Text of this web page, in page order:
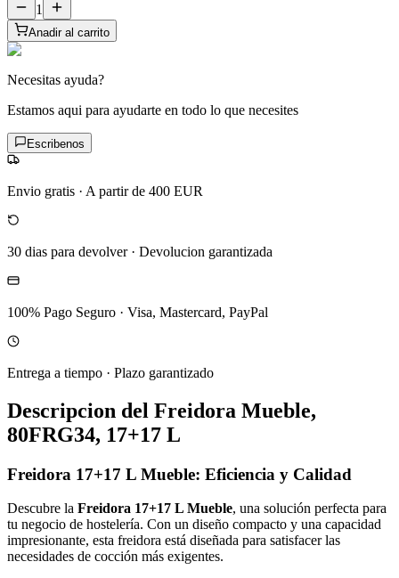
1
Anadir al carrito
Necesitas ayuda?
Estamos aqui para ayudarte en todo lo que necesites
Escribenos
Envio gratis · A partir de 400 EUR
30 dias para devolver· Devolucion garantizada
100% Pago Seguro · Visa, Mastercard, PayPal
Entrega a tiempo · Plazo garantizado
Descripcion del Freidora Mueble,
80FRG34, 17+17 L
Freidora 17+17 L Mueble: Eficiencia y Calidad
Descubre la Freidora 17+17 L Mueble, una solución perfecta para
tu negocio de hostelería. Con un diseño compacto y una capacidad
impresionante, esta freidora está diseñada para satisfacer las
necesidades de cocción más exigentes.